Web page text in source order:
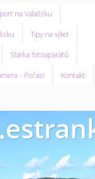
na Valašsku
Tipy na výlet
Sbírka fotoaparátů
- Počasí Kontakt